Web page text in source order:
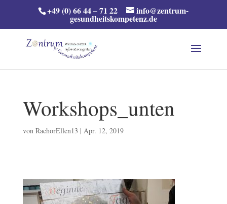
+49 (0) 66 44 – 71 22 info@zentrum-
gesundheitskompetenz.de
Workshops_unten
von RachorEllen13 | Apr. 12, 2019